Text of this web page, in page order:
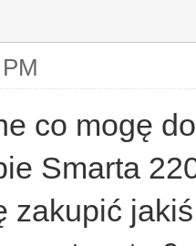
co mogę
Smarta
zakupić